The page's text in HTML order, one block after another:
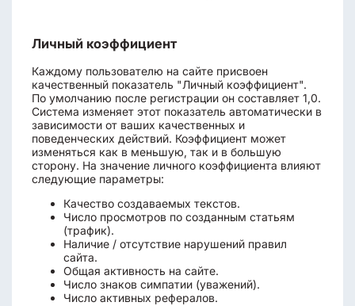
Личный коэффициент
Каждому пользователю на сайте присвоен
качественный показатель "Личный коэффициент".
По умолчанию после регистрации он составляет 1,0.
Система изменяет этот показатель автоматически в
зависимости от ваших качественных и
поведенческих действий. Коэффициент может
изменяться как в меньшую, так и в большую
сторону. На значение личного коэффициента влияют
следующие параметры:
Качество создаваемых текстов.
Число просмотров по созданным статьям
(трафик).
Наличие / отсутствие нарушений правил
сайта.
Общая активность на сайте.
Число знаков симпатии (уважений).
Число активных рефералов.